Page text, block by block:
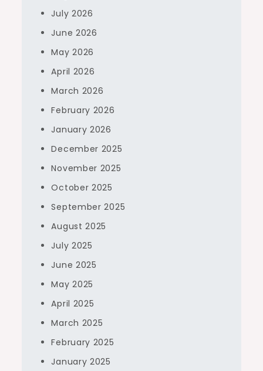
July 2026
June 2026
May 2026
April 2026
March 2026
February 2026
January 2026
December 2025
November 2025
October 2025
September 2025
August 2025
July 2025
June 2025
May 2025
April 2025
March 2025
February 2025
January 2025